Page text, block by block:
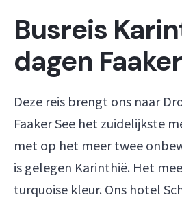
Busreis
dagen
Deze reis brengt ons naar
Faaker See het zuidelijkste
met op het meer twee
is gelegen Karinthië. Het
turquoise kleur. Ons hotel